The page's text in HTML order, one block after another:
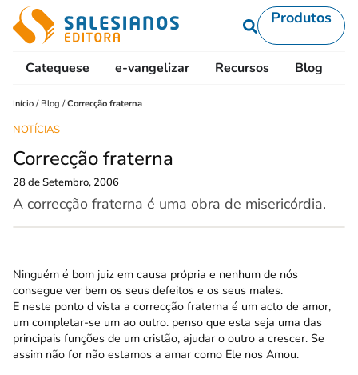
Produtos
Catequese e-vangelizar Recursos Blog
Início / Blog /Correcção fraterna
NOTÍCIAS
Correcção fraterna
28 de Setembro, 2006
A correcção fraterna é uma obra de misericórdia.
Ninguém é bom juiz em causa própria e nenhum de nós
consegue ver bem os seus defeitos e os seus males.
E neste ponto d vista a correcção fraterna é um acto de amor,
um completar-se um ao outro. penso que esta seja uma das
principais funções de um cristão, ajudar o outro a crescer. Se
assim não for não estamos a amar como Ele nos Amou.